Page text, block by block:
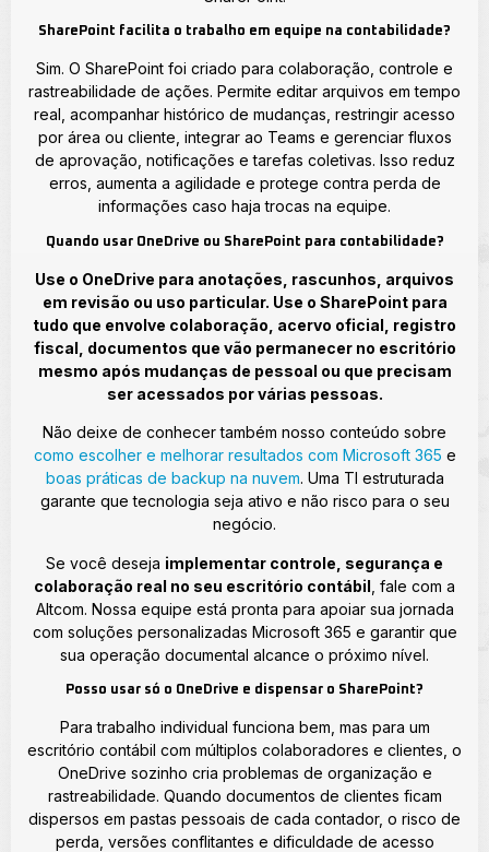
SharePoint facilita o trabalho em equipe na contabilidade?
Sim. O SharePoint foi criado para colaboração, controle e
rastreabilidade de ações. Permite editar arquivos em tempo
real, acompanhar histórico de mudanças, restringir acesso
por área ou cliente, integrar ao Teams e gerenciar fluxos
de aprovação, notificações e tarefas coletivas. Isso reduz
erros, aumenta a agilidade e protege contra perda de
informações caso haja trocas na equipe.
Quando usar OneDrive ou SharePoint para contabilidade?
Use o OneDrive para anotações, rascunhos, arquivos
em revisão ou uso particular. Use o SharePoint para
tudo que envolve colaboração, acervo oficial, registro
fiscal, documentos que vão permanecer no escritório
mesmo após mudanças de pessoal ou que precisam
ser acessados por várias pessoas.
Não deixe de conhecer também nosso conteúdo sobre
como escolher e melhorar resultados com Microsoft 365 e
boas práticas de backup na nuvem. Uma TI estruturada
garante que tecnologia seja ativo e não risco para o seu
negócio.
Se você deseja implementar controle, segurança e
colaboração real no seu escritório contábil , fale com a
Altcom. Nossa equipe está pronta para apoiar sua jornada
com soluções personalizadas Microsoft 365 e garantir que
sua operação documental alcance o próximo nível.
Posso usar só o OneDrive e dispensar o SharePoint?
Para trabalho individual funciona bem, mas para um
escritório contábil com múltiplos colaboradores e clientes, o
OneDrive sozinho cria problemas de organização e
rastreabilidade. Quando documentos de clientes ficam
dispersos em pastas pessoais de cada contador, o risco de
perda, versões conflitantes e dificuldade de acesso